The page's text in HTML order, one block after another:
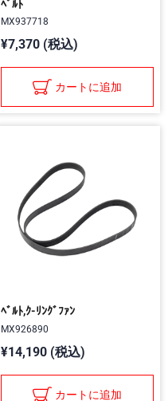
ﾍﾞﾙﾄ
MX937718
¥7,370 (税込)
カートに追加
ﾍﾞﾙﾄ,ｸ-ﾘﾝｸﾞﾌｧﾝ
MX926890
¥14,190 (税込)
カートに追加